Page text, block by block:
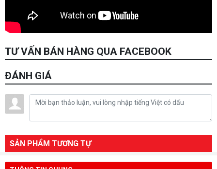
TƯ VẤN BÁN HÀNG QUA FACEBOOK
ĐÁNH GIÁ
SẢN PHẨM TƯƠNG TỰ